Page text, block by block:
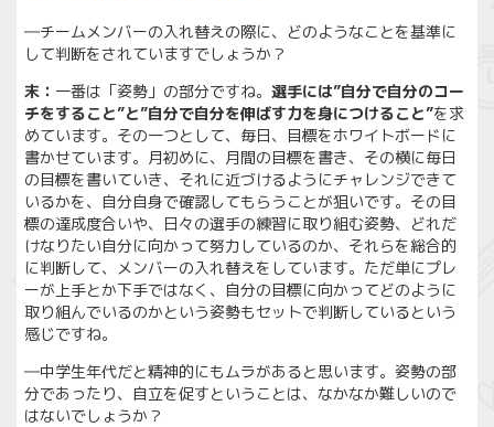
―チームメンバーの入れ替えの際に、どのようなことを基準に
して判断をされていますでしょうか？
末： 一番は「姿勢」の部分ですね。 選手には”自分で自分のコー
チをすること”と”自分で自分を伸ばす力を身につけること”を求
めています。その一つとして、毎日、目標をホワイトボードに
書かせています。月初めに、月間の目標を書き、その横に毎日
の目標を書いていき、それに近づけるようにチャレンジできて
いるかを、自分自身で確認してもらうことが狙いです。その目
標の達成度合いや、日々の選手の練習に取り組む姿勢、どれだ
けなりたい自分に向かって努力しているのか、それらを総合的
に判断して、メンバーの入れ替えをしています。ただ単にプレ
ーが上手とか下手ではなく、自分の目標に向かってどのように
取り組んでいるのかという姿勢もセットで判断しているという
感じですね。
―中学生年代だと精神的にもムラがあると思います。姿勢の部
分であったり、自立を促すということは、なかなか難しいので
はないでしょうか？